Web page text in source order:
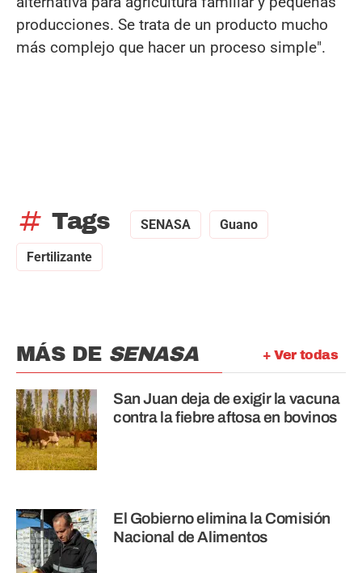
producciones. Se trata de un producto mucho
más complejo que hacer un proceso simple".
tag Tags SENASA Guano
Fertilizante
+ Ver todas
MÁS DE SENASA
San Juan deja de exigir la vacuna
contra la fiebre aftosa en bovinos
El Gobierno elimina la Comisión
Nacional de Alimentos